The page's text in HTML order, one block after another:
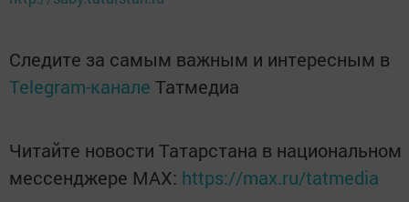
Следите за самым важным и интересным в
Telegram-канале Татмедиа
Читайте новости Татарстана в национальном
мессенджере MАХ: https://max.ru/tatmedia